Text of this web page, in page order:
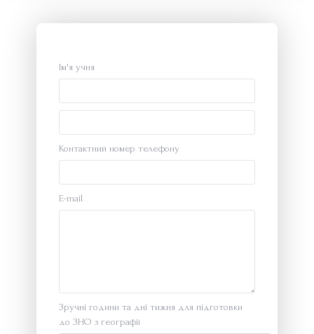
Ім'я учня
Контактний номер телефону
E-mail
Зручні години та дні тижня для підготовки
до ЗНО з географії